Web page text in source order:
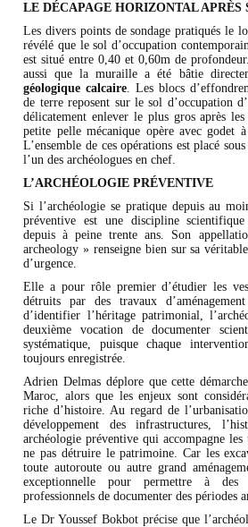
LE DÉCAPAGE HORIZONTAL APRÈS
Les divers points de sondage pratiqués le
révélé que le sol d’occupation
est situé entre 0,40 et 0,60m de
aussi que la muraille a été bâtie
géologique calcaire. Les blocs
de terre reposent sur le sol d’occupation
délicatement enlever le plus gros après
petite pelle mécanique opère avec godet
L’ensemble de ces opérations est placé
l’un des archéologues en chef.
L’ARCHÉOLOGIE PRÉVENTIVE
Si l’archéologie se pratique depuis au
préventive est une discipline
depuis à peine trente ans. Son
archeology » renseigne bien sur sa
d’urgence.
Elle a pour rôle premier d’étudier les
détruits par des travaux
d’identifier l’héritage patrimonial,
deuxième vocation de documenter
systématique, puisque chaque
toujours enregistrée.
Adrien Delmas déplore que cette
Maroc, alors que les enjeux sont
riche d’histoire. Au regard de
développement des infrastructures,
archéologie préventive qui accompagne les
ne pas détruire le patrimoine. Car les
toute autoroute ou autre grand
exceptionnelle pour permettre à des
professionnels de documenter des périodes
Le Dr Youssef Bokbot précise que